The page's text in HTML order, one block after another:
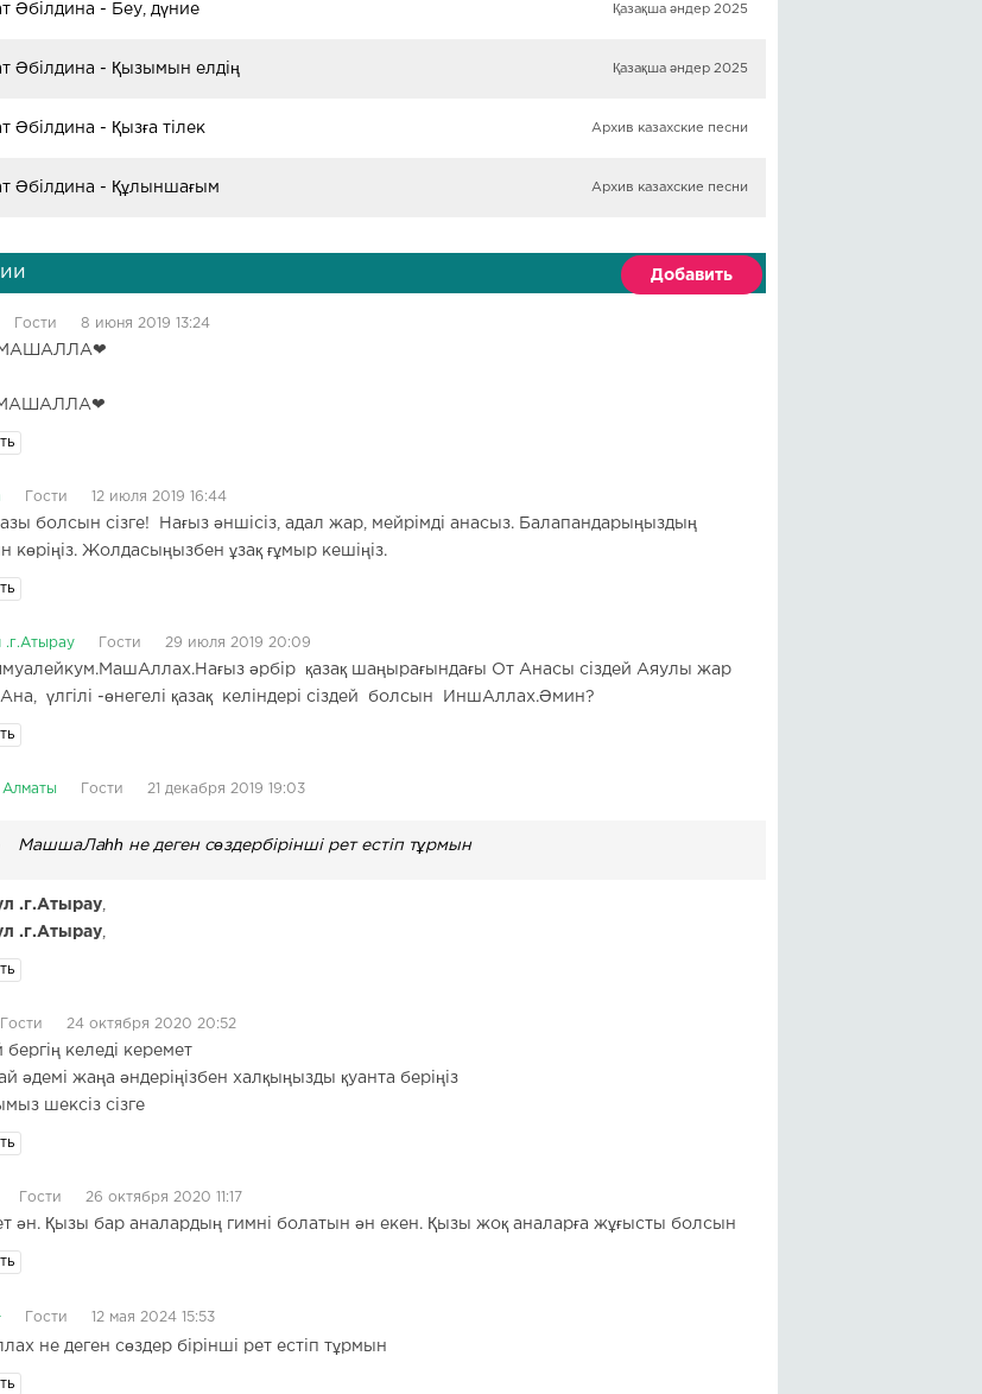
Әбілдина - Беу, дүние Қазақша әндер 2025
Әбілдина - Қызымын елдің Қазақша әндер 2025
Әбілдина - Қызға тілек Архив казахские песни
Әбілдина - Құлыншағым Архив казахские песни
Добавить
Гости 8 июня 2019 13:24
МАШАЛЛА❤
МАШАЛЛА❤
Гости 12 июля 2019 16:44
болсын сізге! Нағыз әншісіз, адал жар, мейрімді анасыз. Балапандарыңыздың
көріңіз. Жолдасыңызбен ұзақ ғұмыр кешіңіз.
.г.Атырау Гости 29 июля 2019 20:09
әрбір қазақ шаңырағындағы От Анасы сіздей Аяулы жар
үлгілі -өнегелі қазақ келіндері сіздей болсын ИншАллах.Әмин?
Гости 21 декабря 2019 19:03
МашшаЛаһһ не деген сөздербірінші рет естіп тұрмын
.г.Атырау
.г.Атырау
Гости 24 октября 2020 20:52
бергің келеді керемет
әдемі жаңа әндеріңізбен халқыңызды қуанта беріңіз
шексіз сізге
Гости 26 октября 2020 11:17
ән. Қызы бар аналардың гимні болатын ән екен. Қызы жоқ аналарға жұғысты болсын
Гости 12 мая 2024 15:53
не деген сөздер бірінші рет естіп тұрмын